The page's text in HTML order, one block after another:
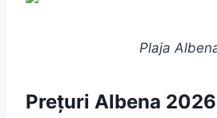
Plaja
Prețuri Albena